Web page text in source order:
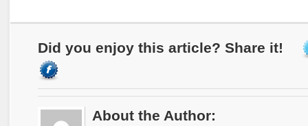
Did you enjoy this article? Share it!
About the Author: